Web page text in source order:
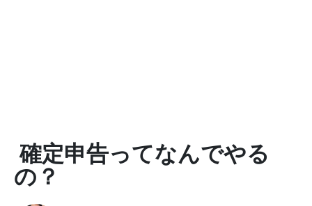
確定申告ってなんでやる
の？